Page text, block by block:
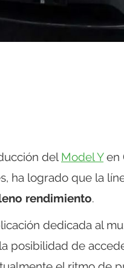
del Model Yen
ha logrado que la
rendimiento.
dedicada al
posibilidad de